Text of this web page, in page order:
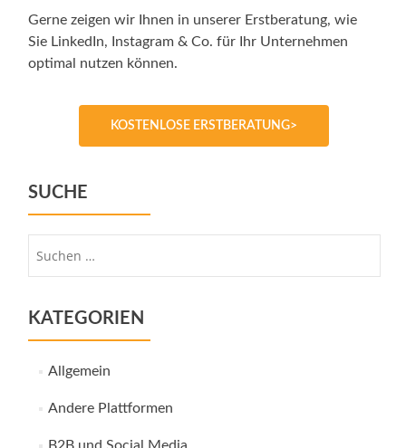
Gerne zeigen wir Ihnen in unserer Erstberatung, wie
Sie LinkedIn, Instagram & Co. für Ihr Unternehmen
optimal nutzen können.
KOSTENLOSE ERSTBERATUNG>
SUCHE
KATEGORIEN
Allgemein
Andere Plattformen